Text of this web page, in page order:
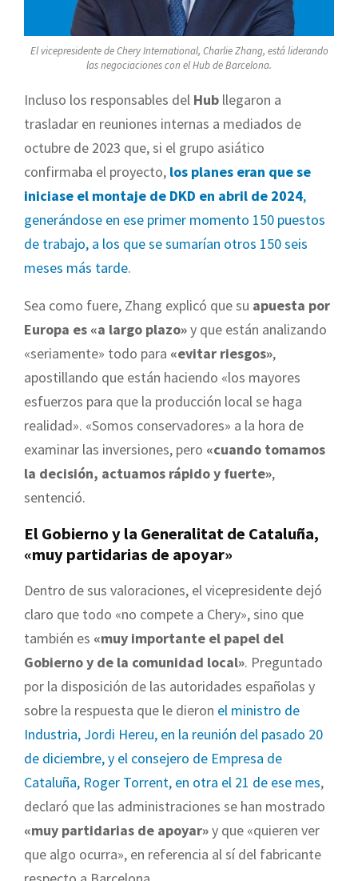
El vicepresidente de Chery International, Charlie Zhang, está liderando
las negociaciones con el Hub de Barcelona.
Incluso los responsables del Hub llegaron a
trasladar en reuniones internas a mediados de
octubre de 2023 que, si el grupo asiático
confirmaba el proyecto, los planes eran que se
iniciase el montaje de DKD en abril de 2024,
generándose en ese primer momento 150 puestos
de trabajo, a los que se sumarían otros 150 seis
meses más tarde.
Sea como fuere, Zhang explicó que su apuesta por
Europa es «a largo plazo»y que están analizando
«seriamente» todo para «evitar riesgos»,
apostillando que están haciendo «los mayores
esfuerzos para que la producción local se haga
realidad». «Somos conservadores» a la hora de
examinar las inversiones, pero «cuando tomamos
la decisión, actuamos rápido y fuerte»,
sentenció.
El Gobierno y la Generalitat de Cataluña,
«muy partidarias de apoyar»
Dentro de sus valoraciones, el vicepresidente dejó
claro que todo «no compete a Chery», sino que
también es «muy importante el papel del
Gobierno y de la comunidad local». Preguntado
por la disposición de las autoridades españolas y
sobre la respuesta que le dieron el ministro de
Industria, Jordi Hereu, en la reunión del pasado 20
de diciembre, y el consejero de Empresa de
Cataluña, Roger Torrent, en otra el 21 de ese mes,
declaró que las administraciones se han mostrado
«muy partidarias de apoyar»y que «quieren ver
que algo ocurra», en referencia al sí del fabricante